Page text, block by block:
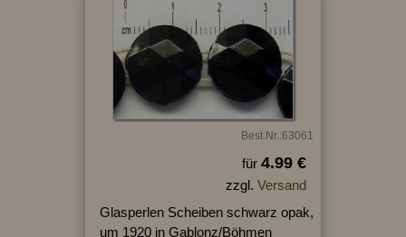
Best.Nr.:63061
für 4.99 €
zzgl. Versand
Glasperlen Scheiben schwarz opak,
um 1920 in Gablonz/Böhmen